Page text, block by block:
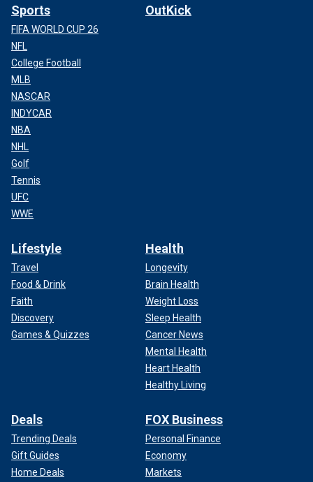
Sports
FIFA WORLD CUP 26
NFL
College Football
MLB
NASCAR
INDYCAR
NBA
NHL
Golf
Tennis
UFC
WWE
OutKick
Lifestyle
Travel
Food & Drink
Faith
Discovery
Games & Quizzes
Health
Longevity
Brain Health
Weight Loss
Sleep Health
Cancer News
Mental Health
Heart Health
Healthy Living
Deals
Trending Deals
Gift Guides
Home Deals
FOX Business
Personal Finance
Economy
Markets